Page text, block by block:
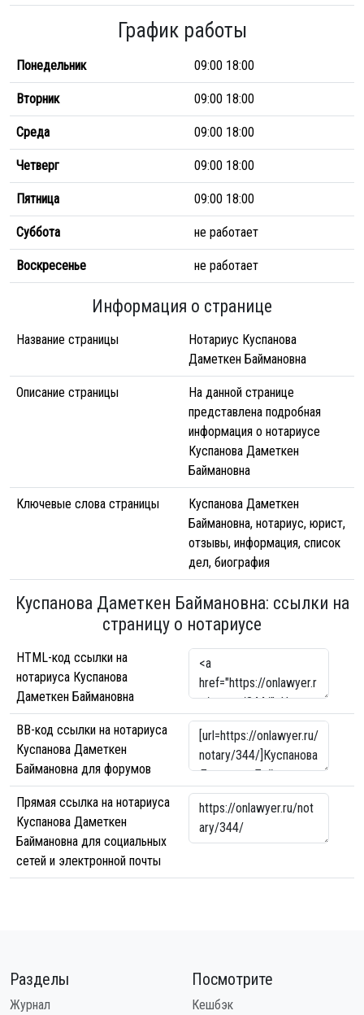
График работы
Понедельник 09:00 18:00
Вторник 09:00 18:00
Среда 09:00 18:00
Четверг 09:00 18:00
Пятница 09:00 18:00
Суббота не работает
Воскресенье не работает
Информация о странице
Название страницы
Нотариус Куспанова
Даметкен Баймановна
Описание страницы
На данной странице
представлена подробная
информация о нотариусе
Куспанова Даметкен
Баймановна
Ключевые слова страницы
Куспанова Даметкен
Баймановна, нотариус, юрист,
отзывы, информация, список
дел, биография
Куспанова Даметкен Баймановна: ссылки на
страницу о нотариусе
HTML-код ссылки на
нотариуса Куспанова
Даметкен Баймановна
BB-код ссылки на нотариуса
Куспанова Даметкен
Баймановна для форумов
Прямая ссылка на нотариуса
Куспанова Даметкен
Баймановна для социальных
сетей и электронной почты
Разделы
Журнал
Посмотрите
Кешбэк